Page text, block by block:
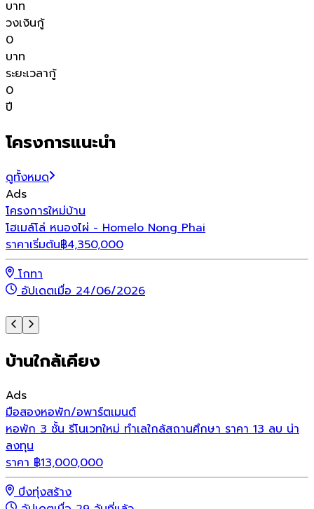
บาท
วงเงินกู้
0
บาท
ระยะเวลากู้
0
ปี
โครงการแนะนำ
ดูทั้งหมด
Ads
โครงการใหม่บ้าน
โฮเมล์โล่ หนองไผ่ - Homelo Nong Phai
ราคาเริ่มต้น฿4,350,000
โกทา
อัปเดตเมื่อ 24/06/2026
บ้านใกล้เคียง
Ads
มือสองหอพัก/อพาร์ตเมนต์
หอพัก 3 ชั้น รีโนเวทใหม่ ทำเลใกล้สถานศึกษา ราคา 13 ลบ น่า
ลงทุน
ราคา ฿13,000,000
บึงทุ่งสร้าง